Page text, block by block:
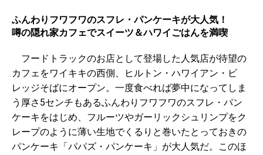
ふんわりフワフワのスフレ・パンケーキが大人気！
噂の隠れ家カフェでスイーツ＆ハワイごはんを満喫
フードトラックのお店として登場した人気店が待望の
カフェをワイキキの西側、ヒルトン・ハワイアン・ビ
レッジそばにオープン。一度食べれば夢中になってしま
う厚さ5センチもあるふんわりフワフワのスフレ・パン
ケーキをはじめ、フルーツやガーリックシュリンプをク
レープのように薄い生地でくるりと巻いたとっておきの
パンケーキ「パパズ・パンケーキ」が大人気だ。このほ